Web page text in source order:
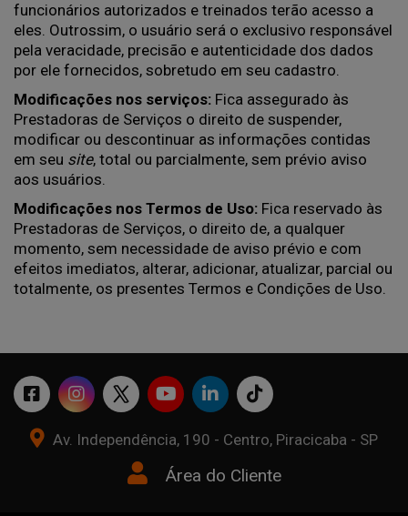
funcionários autorizados e treinados terão acesso a
eles. Outrossim, o usuário será o exclusivo responsável
pela veracidade, precisão e autenticidade dos dados
por ele fornecidos, sobretudo em seu cadastro.
Modificações nos serviços: Fica assegurado às
Prestadoras de Serviços o direito de suspender,
modificar ou descontinuar as informações contidas
em seu site, total ou parcialmente, sem prévio aviso
aos usuários.
Modificações nos Termos de Uso: Fica reservado às
Prestadoras de Serviços, o direito de, a qualquer
momento, sem necessidade de aviso prévio e com
efeitos imediatos, alterar, adicionar, atualizar, parcial ou
totalmente, os presentes Termos e Condições de Uso.
Av. Independência, 190 - Centro, Piracicaba - SP
Área do Cliente